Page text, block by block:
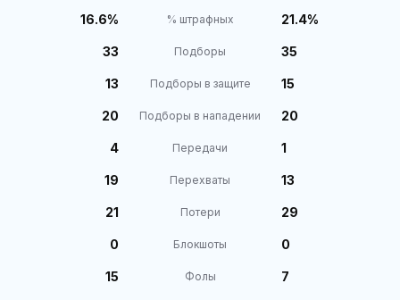
16.6% % штрафных 21.4%
33 Подборы 35
13 Подборы в защите 15
20 Подборы в нападении 20
4 Передачи 1
19 Перехваты 13
21 Потери 29
0 Блокшоты 0
15 Фолы 7